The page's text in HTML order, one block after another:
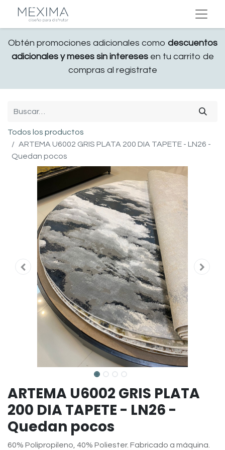
Obtén promociones adicionales como descuentos
adicionales y meses sin interesesen tu carrito de
compras al registrate
Todos los productos
ARTEMA U6002 GRIS PLATA 200 DIA TAPETE - LN26 -
Quedan pocos
ARTEMA U6002 GRIS PLATA
200 DIA TAPETE - LN26 -
Quedan pocos
60% Polipropileno, 40% Poliester. Fabricado a máquina.